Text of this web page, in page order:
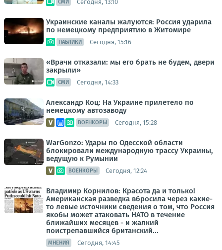
СМИ Сегодня, 13:10
Украинские каналы жалуются: Россия ударила
по немецкому предприятию в Житомире
ПАБЛИКИ Сегодня, 15:16
«Врачи отказали: мы его брать не будем, двери
закрыли»
СМИ Сегодня, 14:33
Александр Коц: На Украине прилетело по
немецкому автозаводу
ВОЕНКОРЫ Сегодня, 15:28
WarGonzo: Удары по Одесской области
блокировали международную трассу Украины,
ведущую к Румынии
ВОЕНКОРЫ Сегодня, 12:24
Владимир Корнилов: Красота да и только!
Американская разведка вбросила через какие-
то левые источники сведения о том, что Россия
якобы может атаковать НАТО в течение
ближайших месяцев - и жалкий
поистрепавшийся британский...
МНЕНИЯ Сегодня, 14:45